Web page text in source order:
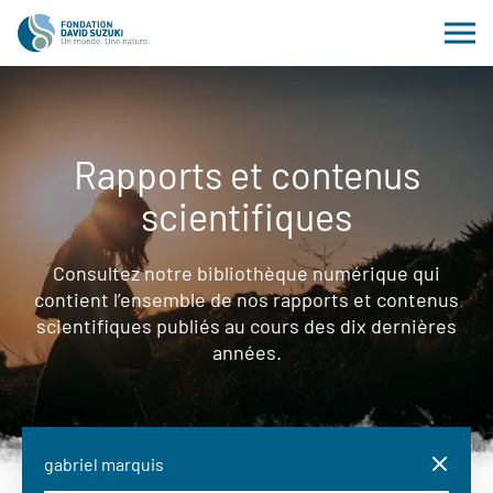
Rapports et contenus
scientifiques
Consultez notre bibliothèque numérique qui
contient l’ensemble de nos rapports et contenus
scientifiques publiés au cours des dix dernières
années.